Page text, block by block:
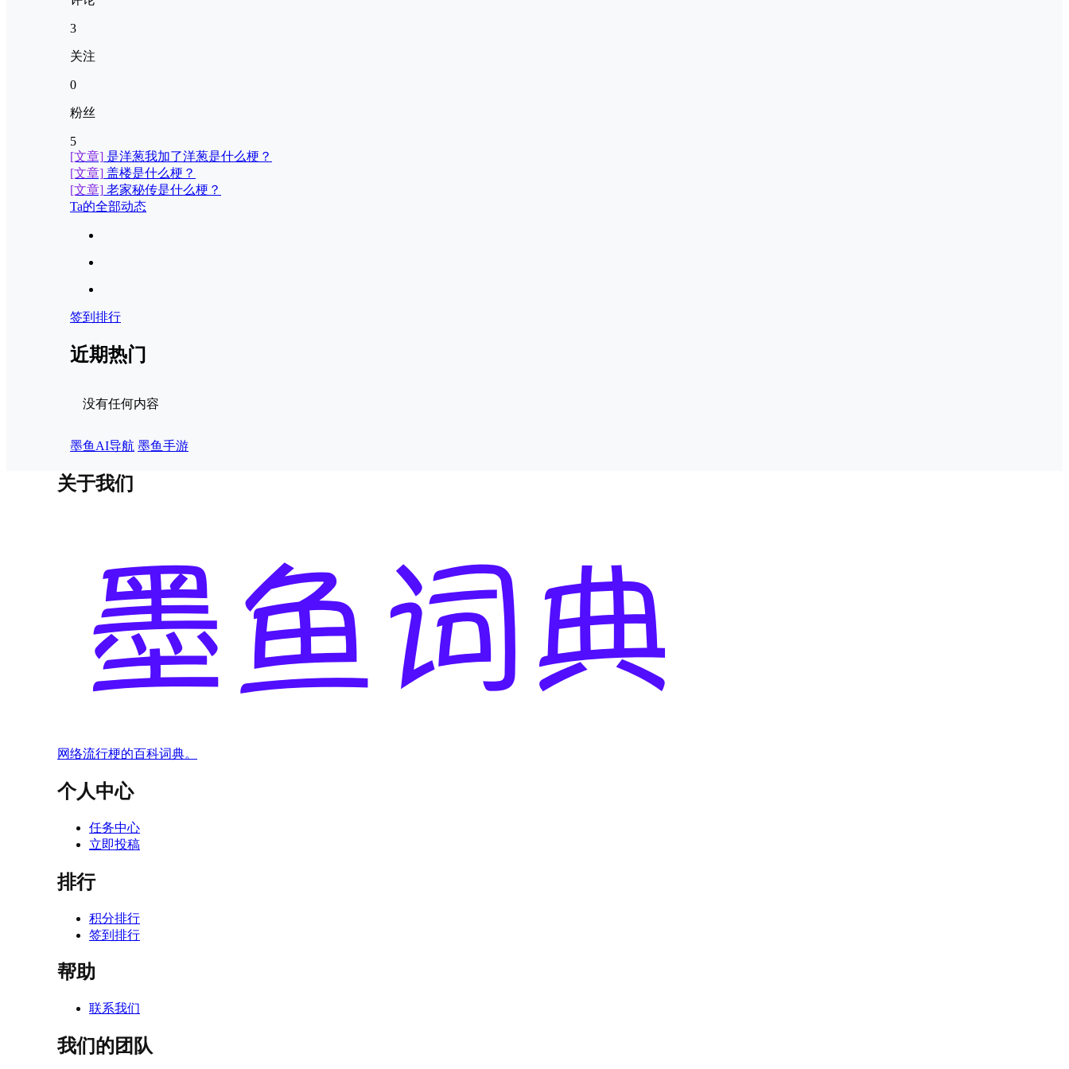
3
关注
0
粉丝
5
[文章] 是洋葱我加了洋葱是什么梗？
[文章] 盖楼是什么梗？
[文章] 老家秘传是什么梗？
Ta的全部动态
签到排行
近期热门
没有任何内容
墨鱼AI导航 墨鱼手游
关于我们
网络流行梗的百科词典。
个人中心
任务中心
立即投稿
排行
积分排行
签到排行
帮助
联系我们
我们的团队